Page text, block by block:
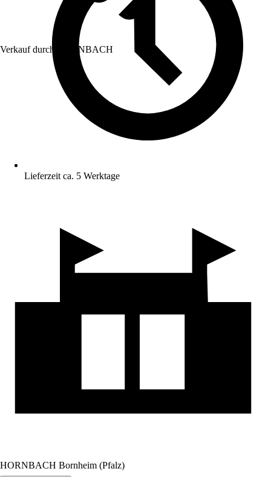
Verkauf durch: HORNBACH
Lieferzeit ca. 5 Werktage
HORNBACH Bornheim (Pfalz)